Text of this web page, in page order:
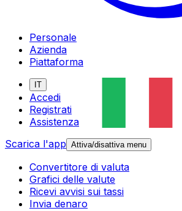
Personale
Azienda
Piattaforma
IT
Accedi
Registrati
Assistenza
Scarica l'app Attiva/disattiva menu
Convertitore di valuta
Grafici delle valute
Ricevi avvisi sui tassi
Invia denaro